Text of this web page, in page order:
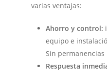
varias ventajas:
Ahorro y control:
equipo e
Sin
Respuesta